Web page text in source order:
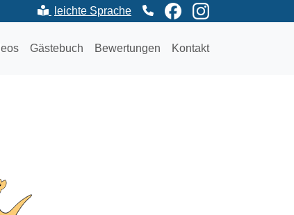
leichte Sprache
Gästebuch Bewertungen Kontakt